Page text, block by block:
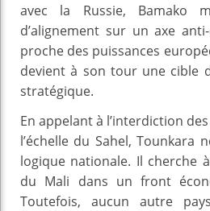
avec la Russie, Bamako
d’alignement sur un axe anti-
proche des puissances
devient à son tour une cible
stratégique.
En appelant à l’interdiction
l’échelle du Sahel, Tounkara
logique nationale. Il cherche
du Mali dans un front
Toutefois, aucun autre